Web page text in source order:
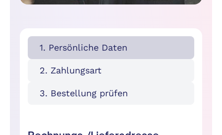
1. Persönliche Daten
2. Zahlungsart
3. Bestellung prüfen